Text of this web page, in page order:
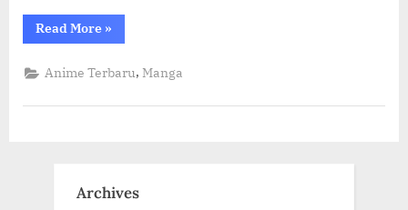
Read More“DARK
MOON:
BLOOD
ALTAR,
Kolaborasi
»
Anime Terbaru,Manga
Archives